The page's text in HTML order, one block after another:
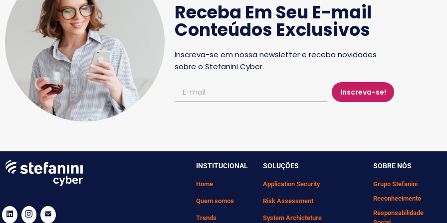
Receba Em Seu E-mail
Conteúdos Exclusivos
Inscreva-se em nossa newsletter e receba novidades
sobre o Stefanini Cyber.
Inscreva-se!
INSTITUCIONAL
Home
Quem somos
Trends
SOLUÇÕES
Application Security
Risk Assessment
System Archicteture
SOBRE NÓS
Grupo Stefanini
Reconhecimento
Responsabilidade